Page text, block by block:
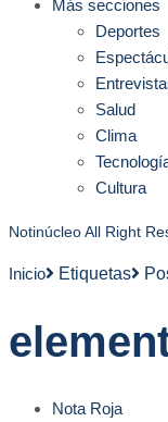
Más secciones
Deportes
Salud
Clima
Cultura
Notinúcleo All Right
Inicio Etiquetas
Nota Roja